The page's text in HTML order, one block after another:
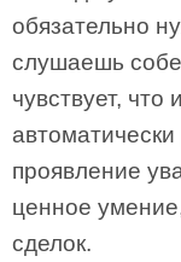
обязательно
слушаешь
чувствует,
проявление
ценное
сделок.